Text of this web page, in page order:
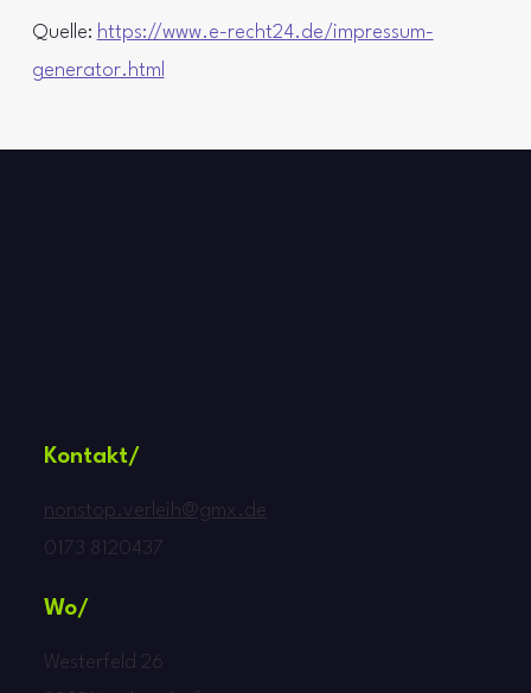
Quelle: https://www.e-recht24.de/impressum-
generator.html
Kontakt/
nonstop.verleih@gmx.de
0173 8120437
Wo/
Westerfeld 26